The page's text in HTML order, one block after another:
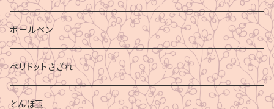
ボールペン
ペリドットさざれ
とんぼ玉